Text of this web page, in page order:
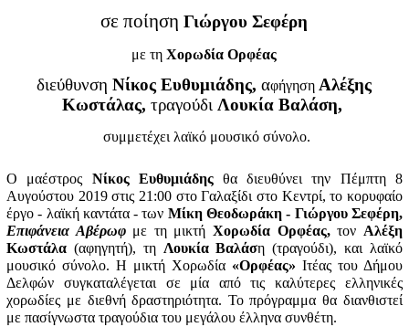
σε ποίηση Γιώργου Σεφέρη
με τηΧορωδία Ορφέας
διεύθυνσηΝίκος Ευθυμιάδης, αφήγησηΑλέξης
Κωστάλας, τραγούδι Λουκία Βαλάση,
συμμετέχει λαϊκό μουσικό σύνολο.
Ο μαέστρος Νίκος Ευθυμιάδηςθα διευθύνει την Πέμπτη 8
Αυγούστου 2019 στις 21:00 στο Γαλαξίδι στο Κεντρί, το κορυφαίο
έργο - λαϊκή καντάτα - των Μίκη Θεοδωράκη - Γιώργου Σεφέρη,
Επιφάνεια Αβέρωφ με τη μικτήΧορωδία Ορφέας, τον Αλέξη
Κωστάλα (αφηγητή), τη Λουκία Βαλάση (τραγούδι),και λαϊκό
μουσικό σύνολο.Η μικτή Χορωδία «Ορφέας» Ιτέας του Δήμου
Δελφών συγκαταλέγεται σε μία από τις καλύτερες ελληνικές
χορωδίες με διεθνή δραστηριότητα. Το πρόγραμμα θα διανθιστεί
με πασίγνωστα τραγούδια του μεγάλου έλληνα συνθέτη.